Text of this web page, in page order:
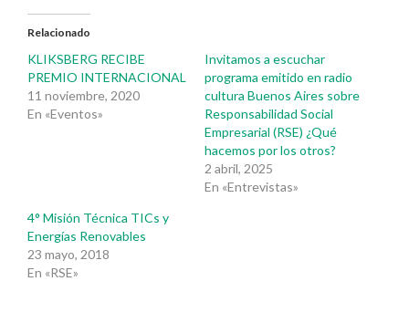
Relacionado
KLIKSBERG RECIBE
PREMIO INTERNACIONAL
11 noviembre, 2020
En «Eventos»
Invitamos a escuchar
programa emitido en radio
cultura Buenos Aires sobre
Responsabilidad Social
Empresarial (RSE) ¿Qué
hacemos por los otros?
2 abril, 2025
En «Entrevistas»
4° Misión Técnica TICs y
Energías Renovables
23 mayo, 2018
En «RSE»